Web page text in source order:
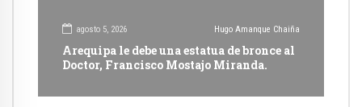
agosto 5, 2026 Hugo Amanque Chaiña
Arequipa le debe una estatua de bronce al
Doctor, Francisco Mostajo Miranda.